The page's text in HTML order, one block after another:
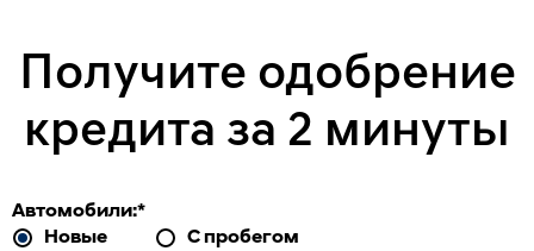
Получите одобрение
кредита за 2 минуты
Автомобили:*
Новые
С пробегом